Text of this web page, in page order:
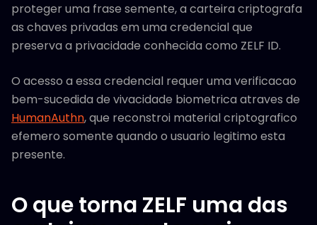
proteger uma frase semente, a carteira criptografa
as chaves privadas em uma credencial que
preserva a privacidade conhecida como ZELF ID.
O acesso a essa credencial requer uma verificacao
bem-sucedida de vivacidade biometrica atraves de
HumanAuthn, que reconstroi material criptografico
efemero somente quando o usuario legitimo esta
presente.
O que torna ZELF uma das